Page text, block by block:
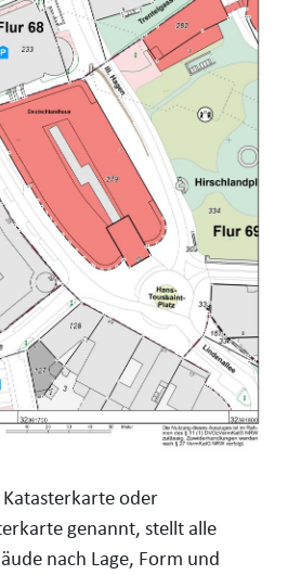
oder
genannt, stellt alle
nach Lage, Form und